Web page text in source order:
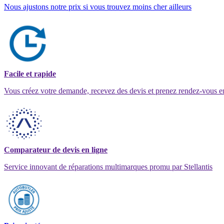
Nous ajustons notre prix si vous trouvez moins cher ailleurs
Facile et rapide
Vous créez votre demande, recevez des devis et prenez rendez-vous
Comparateur de devis en ligne
Service innovant de réparations multimarques promu par Stellantis